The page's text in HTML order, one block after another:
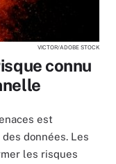
VICTOR/ADOBE STOCK
connu
est
données. Les
les risques